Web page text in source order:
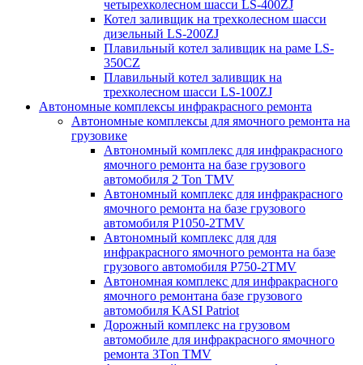
четырехколесном шасси LS-400ZJ
Котел заливщик на трехколесном шасси
дизельный LS-200ZJ
Плавильный котел заливщик на раме LS-
350CZ
Плавильный котел заливщик на
трехколесном шасси LS-100ZJ
Автономные комплексы инфракрасного ремонта
Автономные комплексы для ямочного ремонта на
грузовике
Автономный комплекс для инфракрасного
ямочного ремонта на базе грузового
автомобиля 2 Ton TMV
Автономный комплекс для инфракрасного
ямочного ремонта на базе грузового
автомобиля P1050-2TMV
Автономный комплекс для для
инфракрасного ямочного ремонта на базе
грузового автомобиля P750-2TMV
Автономная комплекс для инфракрасного
ямочного ремонтана базе грузового
автомобиля KASI Patriot
Дорожный комплекс на грузовом
автомобиле для инфракрасного ямочного
ремонта 3Ton TMV